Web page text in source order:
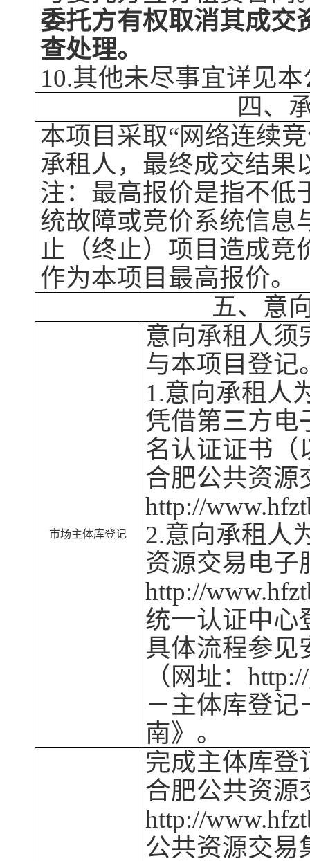
委托方有权取消其成交
查处理。
10.其他未尽事宜详见本
四、
本项目采取“网络连续
承租人，最终成交结果
注：最高报价是指不低
统故障或竞价系统信息
止 （终止） 项目造成竞
作为本项目最高报价。
五、意
市场主体库登记
意向承租人须
与本项目登记
1.意向承租人
凭借第三方电
名认证证书（
合肥公共资源
http://
2.意向承租人
资源交易电子
http://
统一认证中心
具体流程参见
（网址：
－主体库登记
南》。
完成主体库登
合肥公共资源
http://
公共资源交易